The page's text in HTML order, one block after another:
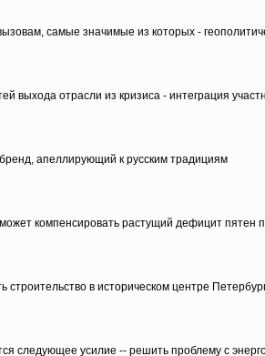
самые значимые из которых -
выхода отрасли из кризиса - интеграция
апеллирующий к русским традициям
компенсировать растущий дефицит пятен
в историческом центре
следующее усилие -- решить проблему с